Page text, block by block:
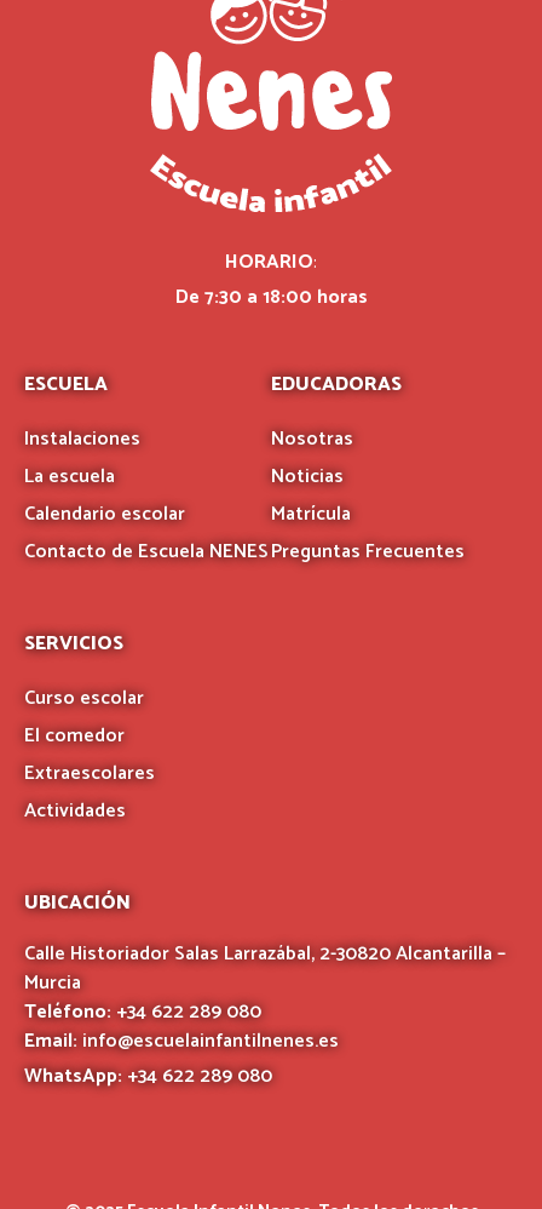
HORARIO:
De 7:30 a 18:00 horas
ESCUELA
Instalaciones
La escuela
Calendario escolar
Contacto de Escuela NENES
EDUCADORAS
Nosotras
Noticias
Matrícula
Preguntas Frecuentes
SERVICIOS
Curso escolar
El comedor
Extraescolares
Actividades
UBICACIÓN
Calle Historiador Salas Larrazábal, 2-30820 Alcantarilla –
Murcia
Teléfono:+34 622 289 080
Email:info@escuelainfantilnenes.es
WhatsApp:+34 622 289 080